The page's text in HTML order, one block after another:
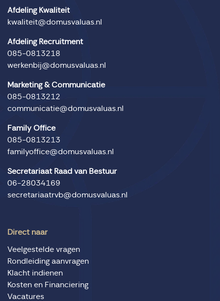
Afdeling Kwaliteit
kwaliteit@domusvaluas.nl
Afdeling Recruitment
085-0813218
werkenbij@domusvaluas.nl
Marketing & Communicatie
085-0813212
communicatie@domusvaluas.nl
Family Office
085-0813213
familyoffice@domusvaluas.nl
Secretariaat Raad van Bestuur
06-28034169
secretariaatrvb@domusvaluas.nl
Direct naar
Veelgestelde vragen
Rondleiding aanvragen
Klacht indienen
Kosten en Financiering
Vacatures